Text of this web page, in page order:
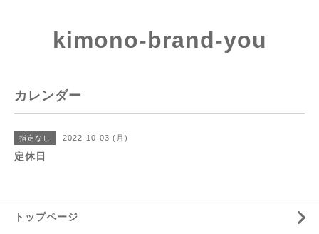
kimono-brand-you
カレンダー
指定なし 2022-10-03 (月)
定休日
トップページ